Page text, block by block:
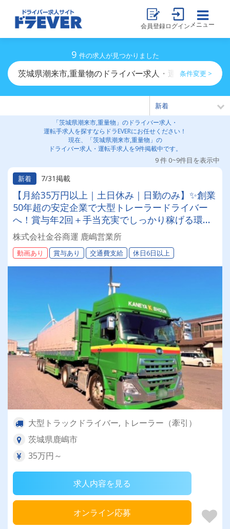
会員登録ログイン メニュー
9 件の求人が見つかりました
茨城県潮来市,重量物のドライバー求人・運転手求人一覧
条件変更 >
「茨城県潮来市,重量物」のドライバー求人・
運転手求人を探すならドラEVERにお任せください！
現在、「茨城県潮来市,重量物」の
ドライバー求人・運転手求人を9件掲載中です。
9 件 0~9件目を表示中
新着
7/31掲載
【月給35万円以上｜土日休み｜日勤のみ】✨創業
50年超の安定企業で大型トレーラードライバー
へ！賞与年2回＋手当充実でしっかり稼げる環境
です◎資格取得制度あり！＜手積み手降ろしなし
＞で身体の負担も安心★
株式会社金谷商運 鹿嶋営業所
動画あり 賞与あり 交通費支給 休日6日以上
大型トラックドライバー, トレーラー（牽引）
茨城県鹿嶋市
35万円～
求人内容を見る
オンライン応募